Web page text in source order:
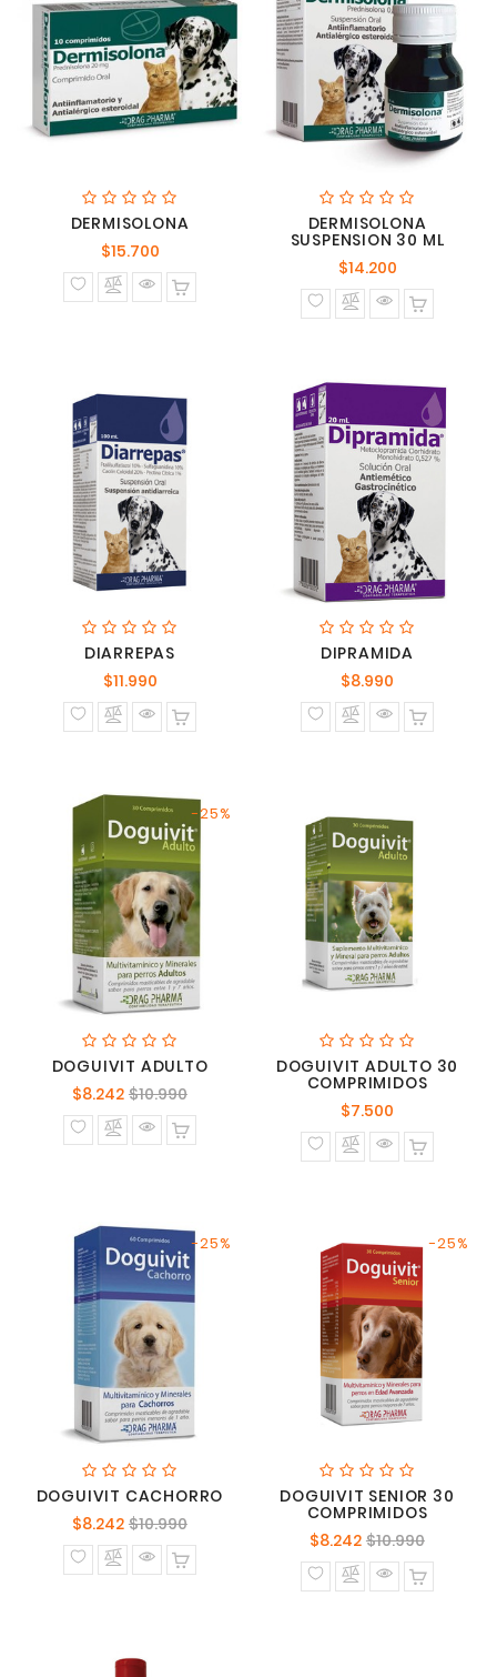
DERMISOLONA
$15.700Precio
normal
DERMISOLONA
SUSPENSION 30 ML
$14.200Precio
normal
DIARREPAS
$11.990Precio
normal
DIPRAMIDA
$8.990
normal
-25%
DOGUIVIT ADULTO
$8.242 Precio
normal
$10.990Precio
DOGUIVIT ADULTO 30
COMPRIMIDOS
$7.500
normal
-25%
DOGUIVIT CACHORRO
$8.242 Precio
normal
$10.990Precio
-25%
DOGUIVIT SENIOR 30
COMPRIMIDOS
$8.242 Precio
normal
$10.990Precio